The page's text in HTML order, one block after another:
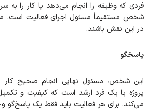
فردی که وظیفه را انجام می‌دهد یا کار را به
شخص مستقیماً مسئول اجرای فعالیت است.
در این نقش باشند.
پاسخگو
این شخص، مسئول نهایی انجام صحیح کار
پروژه یا یک فرد ارشد است که کیفیت و تکمیل
می‌کند. برای هر فعالیت باید فقط یک پاسخ‌گو